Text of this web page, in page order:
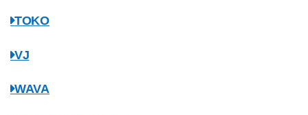
TOKO
VJ
WAVA